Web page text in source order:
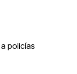
policías